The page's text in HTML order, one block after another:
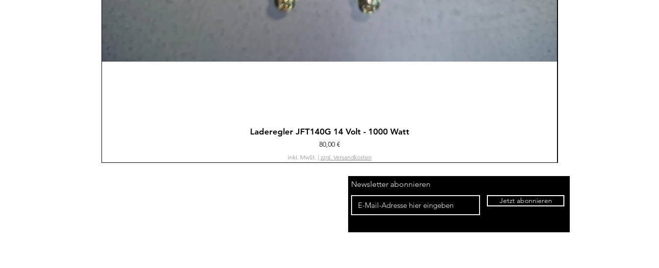
Schnellansicht
Laderegler JFT140G 14 Volt - 1000 Watt
Preis
80,00 €
inkl. MwSt. | zzgl. Versandkosten
Newsletter abonnieren
Jetzt abonnieren